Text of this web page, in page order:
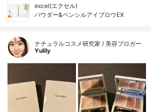
excel(エクセル)
パウダー&ペンシルアイブロウEX
ナチュラルコスメ研究家 / 美容ブロガー
Yulily